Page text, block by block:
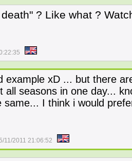
? Like what ?
example xD ... but there
all seasons in one day...
same... I think i would
11/2011 21:06:52